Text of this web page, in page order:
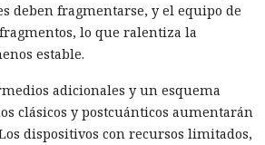
deben fragmentarse, y el equipo de
lo que ralentiza la
estable.
adicionales y un esquema
clásicos y postcuánticos aumentarán
dispositivos con recursos limitados,